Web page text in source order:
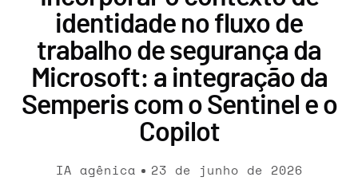
identidade no fluxo de
trabalho de segurança da
Microsoft: a integração da
Semperis com o Sentinel e o
Copilot
IA agênica
23 de junho de 2026